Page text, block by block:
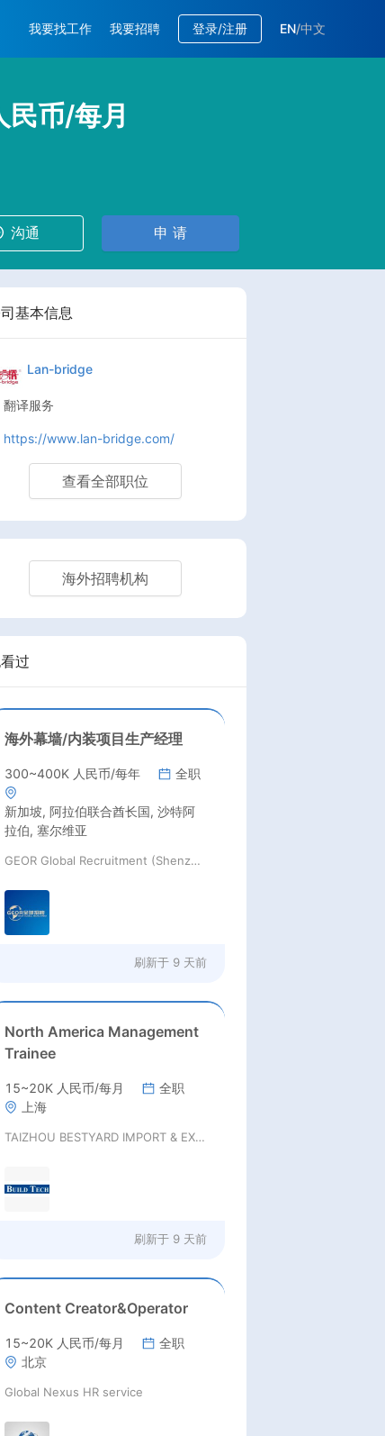
我要找工作 我要招聘 登录/注册 EN/中文
币/每月
沟通 申 请
基本信息
Lan-bridge
翻译服务
https://www.lan-bridge.com/
查看全部职位
海外招聘机构
过
海外幕墙/内装项目生产经理
300~400K 人民币/每年 全职
新加坡, 阿拉伯联合酋长国, 沙特阿
拉伯, 塞尔维亚
GEOR Global Recruitment (Shenzhen) Ltd.
刷新于 9 天前
North America Management
Trainee
15~20K 人民币/每月
全职
上海
TAIZHOU BESTYARD IMPORT & EXPORT CO., LTD
刷新于 9 天前
Content Creator&Operator
15~20K 人民币/每月
全职
北京
Global Nexus HR service